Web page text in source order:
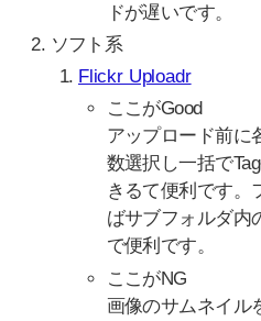
ドが遅いです。
ソフト系
Flickr Uploadr
ここがGood
アップロード前に
数選択し一括で
きるて便利です。
ばサブフォルダ内
で便利です。
ここがNG
画像のサムネイル